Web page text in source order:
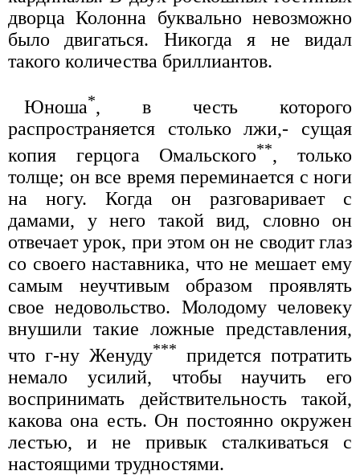
дворца Колонна буквально невозможно
было двигаться. Никогда я не видал
такого количества бриллиантов.
Юноша*, в честь которого
распространяется столько лжи,- сущая
копия герцога Омальского**, только
толще; он все время переминается с ноги
на ногу. Когда он разговаривает с
дамами, у него такой вид, словно он
отвечает урок, при этом он не сводит глаз
со своего наставника, что не мешает ему
самым неучтивым образом проявлять
свое недовольство. Молодому человеку
внушили такие ложные представления,
что г-ну Женуду*** придется потратить
немало усилий, чтобы научить его
воспринимать действительность такой,
какова она есть. Он постоянно окружен
лестью, и не привык сталкиваться с
настоящими трудностями.